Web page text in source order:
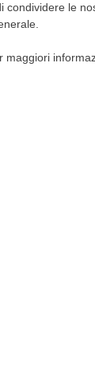
condividere le
maggiori